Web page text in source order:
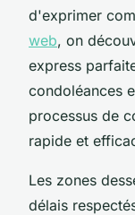
d'exprimer
web, on
express
condoléances
processus de
rapide et
Les zones
délais